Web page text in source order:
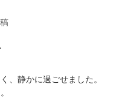
、静かに過ごせました。